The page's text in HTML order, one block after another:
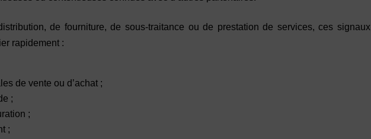
de fourniture, de sous-traitance ou de prestation de services, ces signaux
rapidement :
de vente ou d’achat ;
;
;
;